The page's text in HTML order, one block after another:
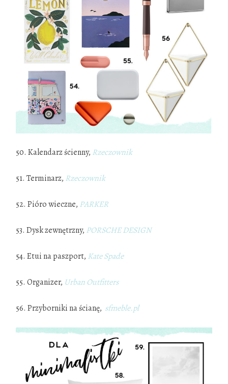
50. Kalendarz ścienny, Rzeczownik
51. Terminarz, Rzeczownik
52. Pióro wieczne, PARKER
53. Dysk zewnętrzny, PORSCHE DESIGN
54. Etui na paszport, Kate Spade
55. Organizer, Urban Outfitters
56. Przyborniki na ścianę, sfmeble.pl